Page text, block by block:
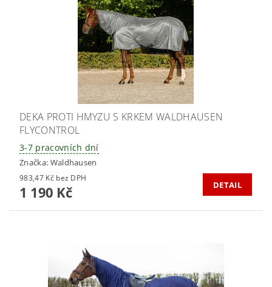
DEKA PROTI HMYZU S KRKEM WALDHAUSEN
FLYCONTROL
3-7 pracovních dní
Značka: Waldhausen
983,47 Kč bez DPH
1 190 Kč DETAIL